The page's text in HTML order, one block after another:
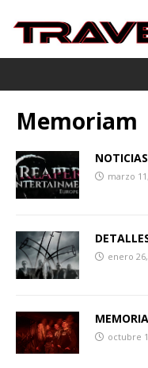
Memoriam
marzo
enero 26,
octubre